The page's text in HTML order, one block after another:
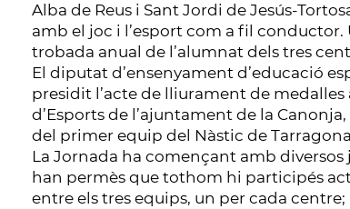
Alba de Reus i Sant Jordi de Jesús-
amb el joc i l’esport com a fil conductor.
trobada anual de l’alumnat dels tres
El diputat d’ensenyament d’educació
presidit l’acte de lliurament de
d’Esports de l’ajuntament de la
del primer equip del Nàstic de
La Jornada ha començant amb
han permès que tothom hi participés
entre els tres equips, un per cada